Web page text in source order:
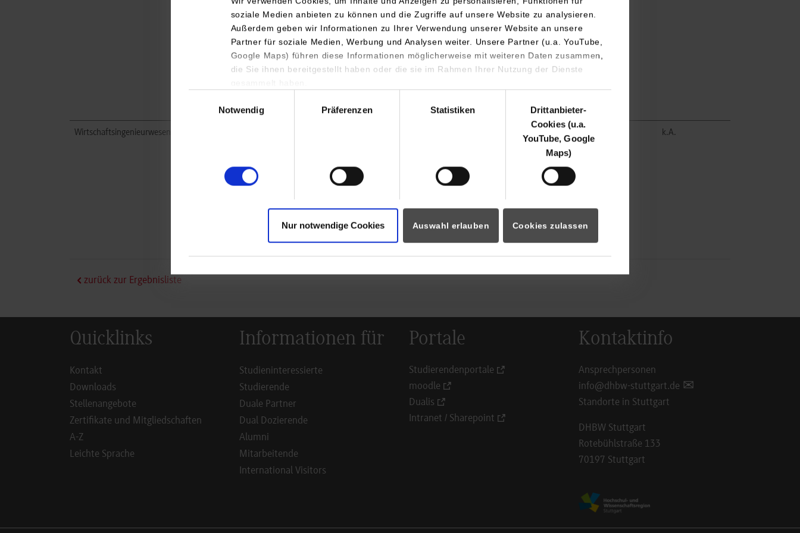
soziale Medien anbieten zu können und die Zugriffe auf unsere Website zu analysieren.
Außerdem geben wir Informationen zu Ihrer Verwendung unserer Website an unsere
Partner für soziale Medien, Werbung und Analysen weiter. Unsere Partner (u.a. YouTube,
Google Maps) führen diese Informationen möglicherweise mit weiteren Daten zusammen,
die Sie ihnen bereitgestellt haben oder die sie im Rahmen Ihrer Nutzung der Dienste
Notwendig
Präferenzen Statistiken
Drittanbieter-
Cookies (u.a.
YouTube, Google
Maps)
Nur notwendige Cookies Auswahl erlauben Cookies zulassen
Egerten 9
https://www.kutting.de/karriere.html
Mirijam Weinkauf-Henn
Wirtschaftsingenieurwesen / Allgemein
https://www.kutting.de/karriere.html
Mirijam Weinkauf-Henn
+49 (0) 7133 – 9814 – 1251
k.A.
zurück zur Ergebnisliste
Quicklinks
Kontakt
Downloads
Stellenangebote
Zertifikate und Mitgliedschaften
A-Z
Leichte Sprache
Informationen für
Studieninteressierte
Studierende
Duale Partner
Dual Dozierende
Alumni
Mitarbeitende
International Visitors
Portale
Studierendenportale
moodle
Dualis
Intranet / Sharepoint
Kontaktinfo
Ansprechpersonen
info@dhbw-stuttgart.de
Standorte in Stuttgart
DHBW Stuttgart
Rotebühlstraße 133
70197 Stuttgart